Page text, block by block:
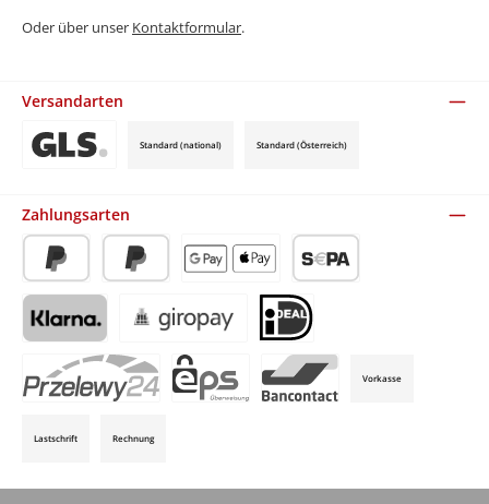
Oder über unser Kontaktformular.
Versandarten
Standard (national) Standard (Österreich)
Zahlungsarten
PayPal Später BezahlenApple Pay / Google Pay (via Stripe)
SEPA-Lastschrift (via Stripe)
Klarna (via Stripe)Giropay (via Stripe) iDeal (via Stripe)
Vorkasse
Lastschrift Rechnung